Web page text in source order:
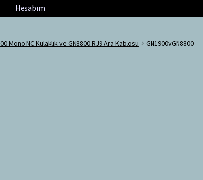
Hesabım
Mono NC Kulaklık ve GN8800 RJ9 Ara Kablosu GN1900vGN8800